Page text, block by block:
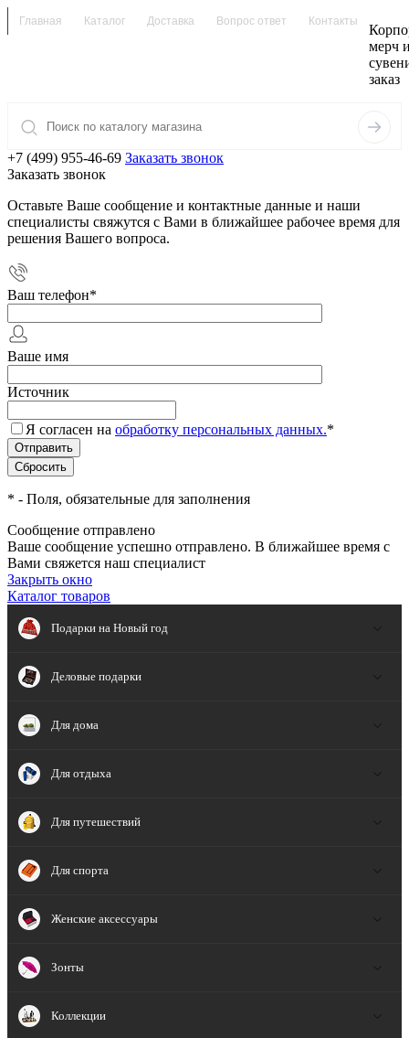
Главная Каталог Доставка Вопрос ответ Контакты
мерч
заказ
+7 (499) 955-46-69 Заказать звонок
Заказать звонок
Оставьте Ваше сообщение и контактные данные и наши
специалисты свяжутся с Вами в ближайшее рабочее время для
решения Вашего вопроса.
Ваш телефон*
Ваше имя
Источник
Я согласен на обработку персональных данных.*
* - Поля, обязательные для заполнения
Сообщение отправлено
Ваше сообщение успешно отправлено. В ближайшее время с
Вами свяжется наш специалист
Закрыть окно
Каталог товаров
Подарки на Новый год
Деловые подарки
Для дома
Для отдыха
Для путешествий
Для спорта
Женские аксессуары
Зонты
Коллекции